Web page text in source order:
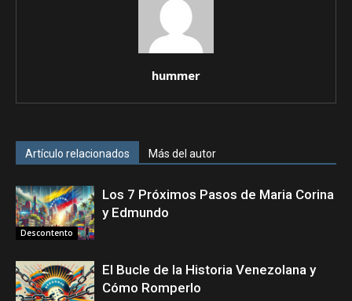
hummer
Artículo relacionados Más del autor
Descontento
Los 7 Próximos Pasos de Maria Corina
y Edmundo
El Bucle de la Historia Venezolana y
Cómo Romperlo